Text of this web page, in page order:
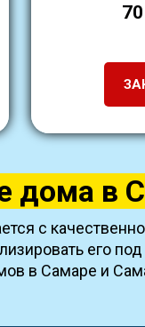
дома в
с
его
в Самаре и